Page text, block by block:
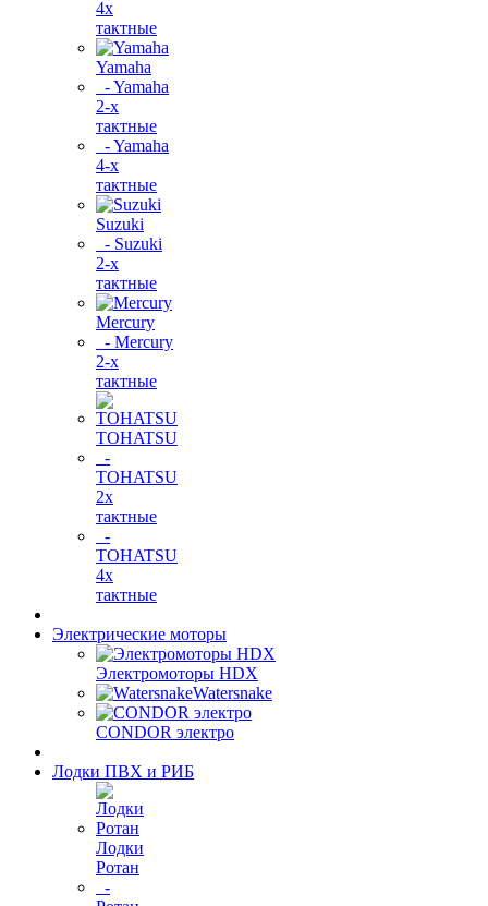
4х
тактные
Yamaha
- Yamaha
2-х
тактные
- Yamaha
4-х
тактные
Suzuki
- Suzuki
2-х
тактные
Mercury
- Mercury
2-х
тактные
TOHATSU
-
TOHATSU
2х
тактные
-
TOHATSU
4х
тактные
Электрические моторы
Электромоторы HDX
Watersnake
CONDOR электро
Лодки ПВХ и РИБ
Лодки
Ротан
-